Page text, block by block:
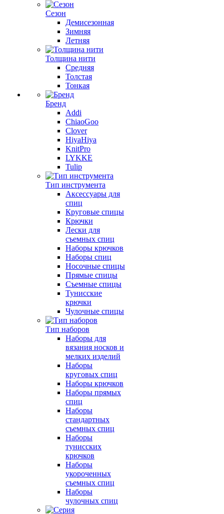
Сезон
Демисезонная
Зимняя
Летняя
Толщина нити
Средняя
Толстая
Тонкая
Бренд
Addi
ChiaoGoo
Clover
HiyaHiya
KnitPro
LYKKE
Tulip
Тип инструмента
Аксессуары для
спиц
Круговые спицы
Крючки
Лески для
съемных спиц
Наборы крючков
Наборы спиц
Носочные спицы
Прямые спицы
Съемные спицы
Тунисские
крючки
Чулочные спицы
Тип наборов
Наборы для
вязания носков и
мелких изделий
Наборы
круговых спиц
Наборы крючков
Наборы прямых
спиц
Наборы
стандартных
съемных спиц
Наборы
тунисских
крючков
Наборы
укороченных
съемных спиц
Наборы
чулочных спиц